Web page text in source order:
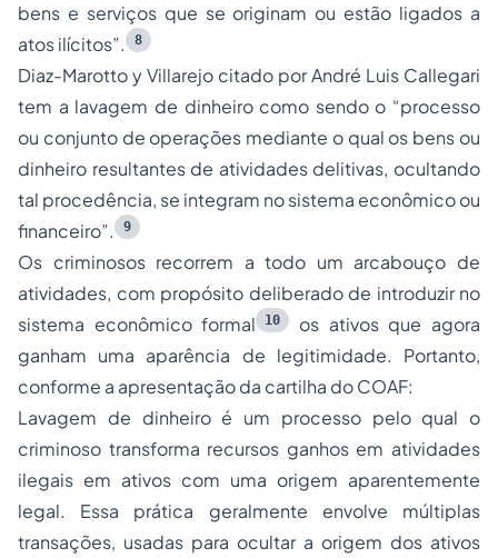
bens e serviços que se originam ou estão ligados a
atos ilícitos”. 8
Diaz-Marotto y Villarejo citado por André Luis Callegari
tem a lavagem de dinheiro como sendo o “processo
ou conjunto de operações mediante o qual os bens ou
dinheiro resultantes de atividades delitivas, ocultando
tal procedência, se integram no sistema econômico ou
financeiro”. 9
Os criminosos recorrem a todo um arcabouço de
atividades, com propósito deliberado de introduzir no
sistema econômico formal
10
os ativos que agora
ganham uma aparência de legitimidade. Portanto,
conforme a apresentação da cartilha do COAF:
Lavagem de dinheiro é um processo pelo qual o
criminoso transforma recursos ganhos em atividades
ilegais em ativos com uma origem aparentemente
legal. Essa prática geralmente envolve múltiplas
transações, usadas para ocultar a origem dos ativos